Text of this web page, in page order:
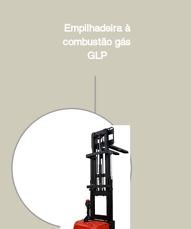
Empilhadeira à
combustão gás
GLP